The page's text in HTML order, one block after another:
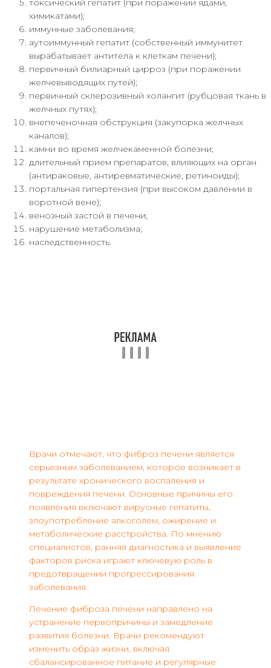
токсический гепатит (при поражении ядами,
химикатами);
иммунные заболевания;
аутоиммунный гепатит (собственный иммунитет
вырабатывает антитела к клеткам печени);
первичный билиарный цирроз (при поражении
желчевыводящих путей);
первичный склерозивный холангит (рубцовая ткань в
желчных путях);
внепеченочная обструкция (закупорка желчных
каналов);
камни во время желчекаменной болезни;
длительный прием препаратов, влияющих на орган
(антираковые, антиревматические, ретиноиды);
портальная гипертензия (при высоком давлении в
воротной вене);
венозный застой в печени;
нарушение метаболизма;
наследственность.
Врачи отмечают, что фиброз печени является
серьезным заболеванием, которое возникает в
результате хронического воспаления и
повреждения печени. Основные причины его
появления включают вирусные гепатиты,
злоупотребление алкоголем, ожирение и
метаболические расстройства. По мнению
специалистов, ранняя диагностика и выявление
факторов риска играют ключевую роль в
предотвращении прогрессирования
заболевания.
Лечение фиброза печени направлено на
устранение первопричины и замедление
развития болезни. Врачи рекомендуют
изменить образ жизни, включая
сбалансированное питание и регулярные